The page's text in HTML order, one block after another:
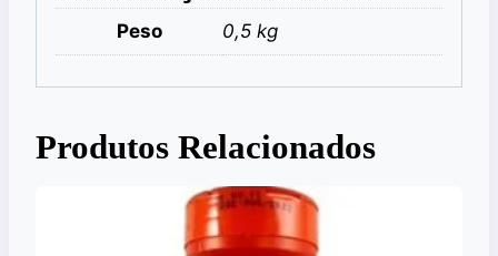
Peso 0,5 kg
Produtos Relacionados